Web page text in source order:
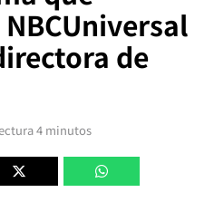
de
4 minutos